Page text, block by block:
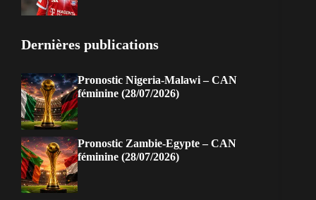
Dernières publications
Pronostic Nigeria-Malawi – CAN
féminine (28/07/2026)
Pronostic Zambie-Egypte – CAN
féminine (28/07/2026)